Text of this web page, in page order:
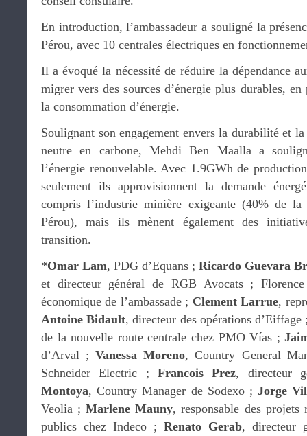
En introduction, l’ambassadeur a souligné la
Pérou, avec 10 centrales électriques en
Il a évoqué la nécessité de réduire la dépendance
migrer vers des sources d’énergie plus durables,
la consommation d’énergie.
Soulignant son engagement envers la durabilité et
neutre en carbone, Mehdi Ben Maalla a
l’énergie renouvelable. Avec 1.9GWh de
seulement ils approvisionnent la demande
compris l’industrie minière exigeante (40% de la
Pérou), mais ils mènent également des
transition.
*Omar Lam, PDG d’Equans ; Ricardo Guevara
et directeur général de RGB Avocats ;
économique de l’ambassade ; Clement Larrue,
Antoine Bidault, directeur des opérations
de la nouvelle route centrale chez PMO Vías ;
d’Arval ;Vanessa Moreno, Country General
Schneider Electric ; Francois Prez, directeur
Montoya, Country Manager de Sodexo ;Jorge
Veolia ;Marlene Mauny, responsable des projets
publics chez Indeco ; Renato Gerab, directeur